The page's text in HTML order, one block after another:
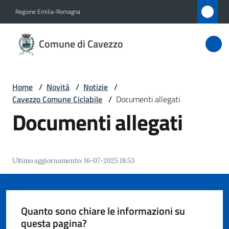
Regione Emilia-Romagna
Comune di Cavezzo
di
Servizi
Vivere
Cavezzo
Home / Novità / Notizie /
Cavezzo Comune Ciclabile / Documenti allegati
Documenti allegati
Ultimo aggiornamento:16-07-2025 18:53
Quanto sono chiare le informazioni su
questa pagina?